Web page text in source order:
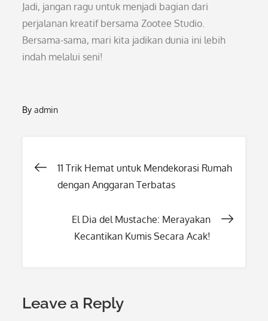
Jadi, jangan ragu untuk menjadi bagian dari
perjalanan kreatif bersama Zootee Studio.
Bersama-sama, mari kita jadikan dunia ini lebih
indah melalui seni!
Byadmin
Post
11 Trik Hemat untuk Mendekorasi Rumah
dengan Anggaran Terbatas
El Dia del Mustache: Merayakan
Kecantikan Kumis Secara Acak!
Leave a Reply